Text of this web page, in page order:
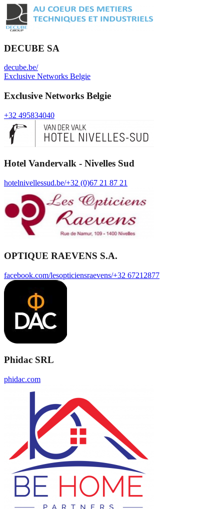
DECUBE SA
decube.be/
Exclusive Networks Belgie
Exclusive Networks Belgie
+32 495834040
Hotel Vandervalk - Nivelles Sud
hotelnivellessud.be/+32 (0)67 21 87 21
OPTIQUE RAEVENS S.A.
facebook.com/lesopticiensraevens/+32 67212877
Phidac SRL
phidac.com